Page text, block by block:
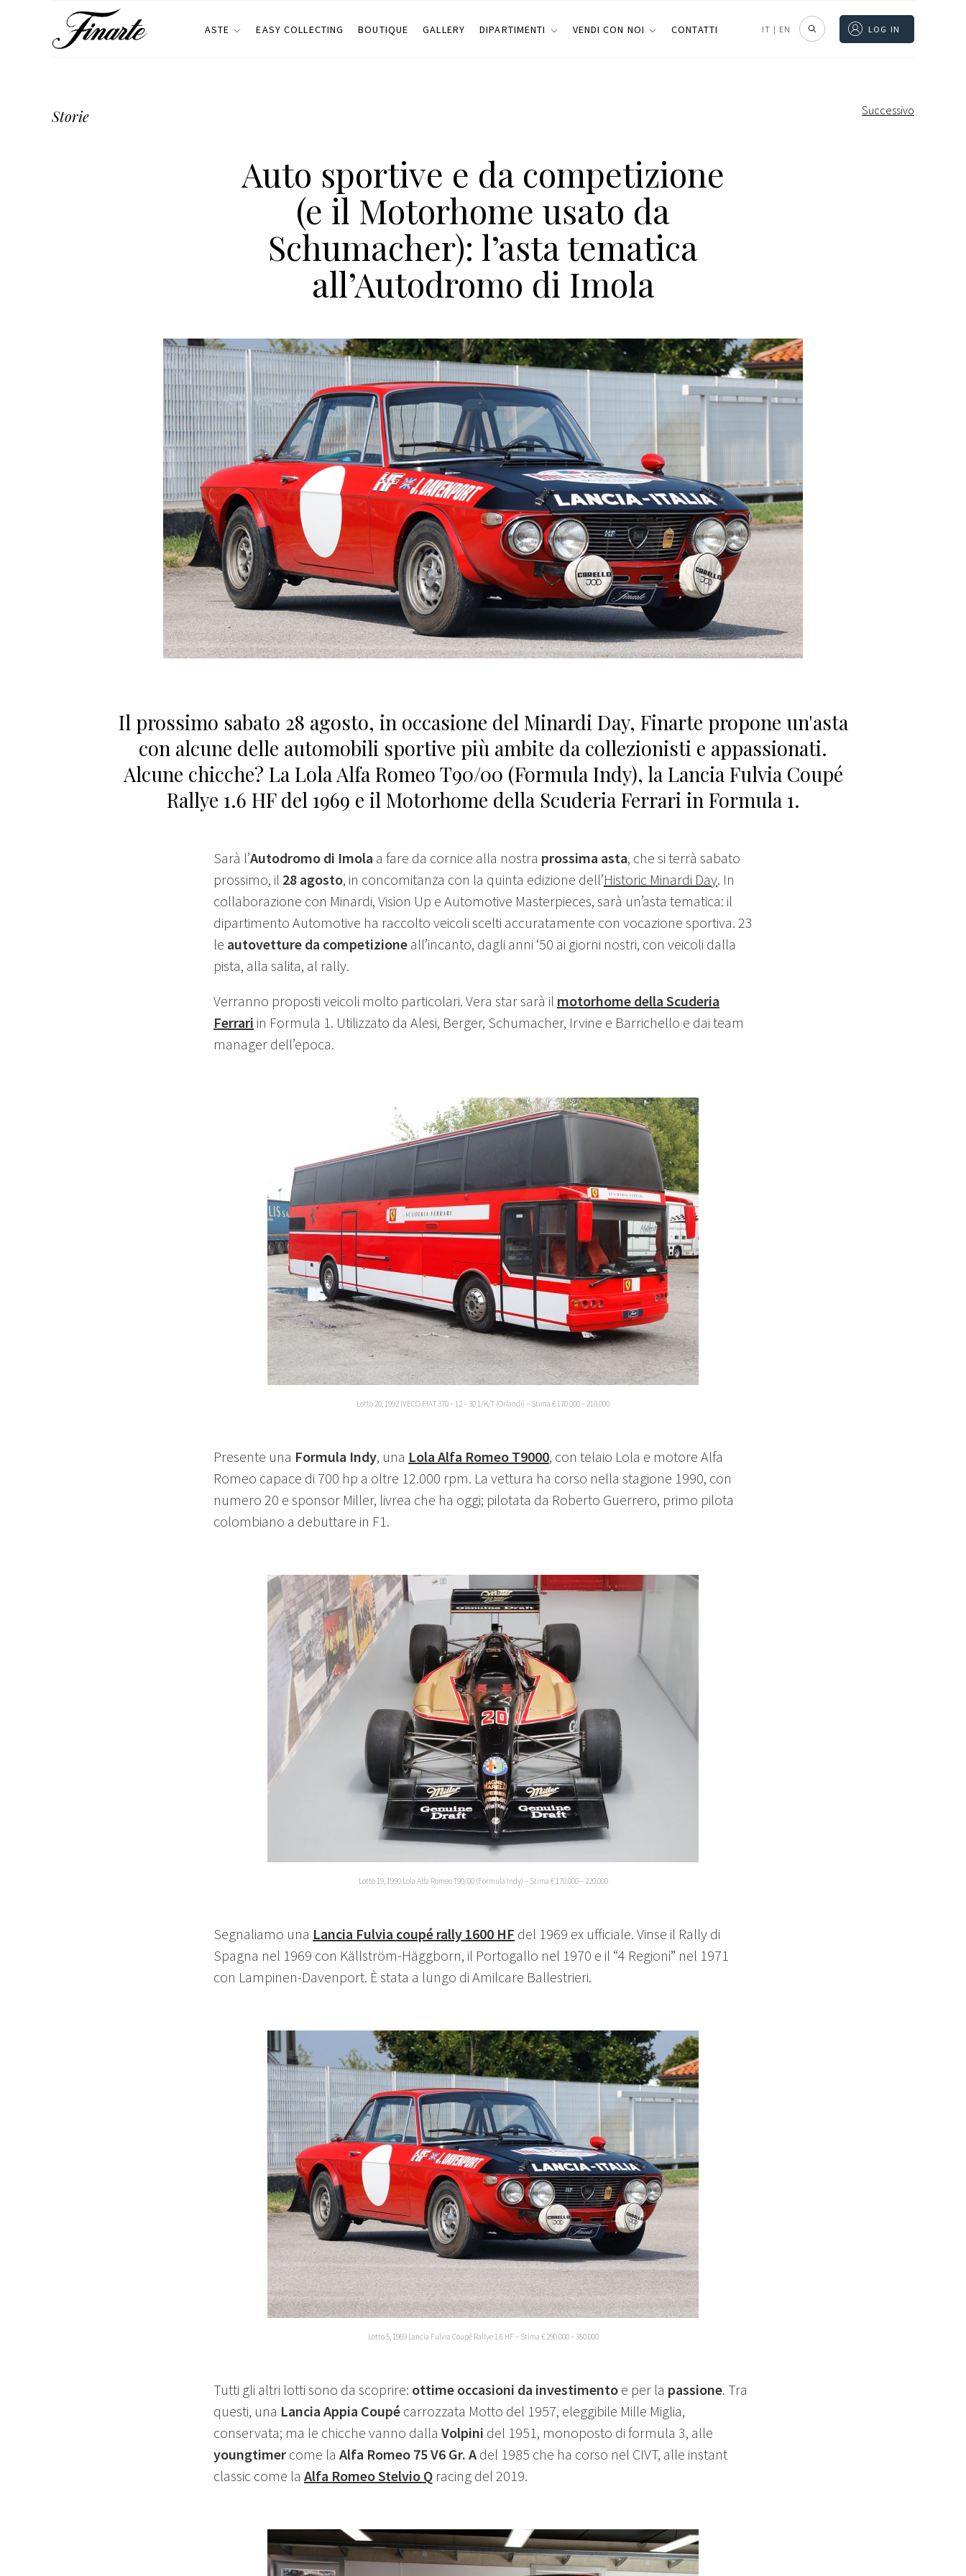
ASTE EASY COLLECTING BOUTIQUE GALLERY DIPARTIMENTI VENDI CON NOI CONTATTI IT | EN LOG IN
Storie Successivo
Auto sportive e da competizione
(e il Motorhome usato da
Schumacher): l’asta tematica
all’Autodromo di Imola
Il prossimo sabato 28 agosto, in occasione del Minardi Day, Finarte propone un'asta
con alcune delle automobili sportive più ambite da collezionisti e appassionati.
Alcune chicche? La Lola Alfa Romeo T90/00 (Formula Indy), la Lancia Fulvia Coupé
Rallye 1.6 HF del 1969 e il Motorhome della Scuderia Ferrari in Formula 1.
Sarà l’Autodromo di Imola a fare da cornice alla nostra prossima asta, che si terrà sabato
prossimo, il 28 agosto, in concomitanza con la quinta edizione dell’Historic Minardi Day. In
collaborazione con Minardi, Vision Up e Automotive Masterpieces, sarà un’asta tematica: il
dipartimento Automotive ha raccolto veicoli scelti accuratamente con vocazione sportiva. 23
le autovetture da competizione all’incanto, dagli anni ‘50 ai giorni nostri, con veicoli dalla
pista, alla salita, al rally.
Verranno proposti veicoli molto particolari. Vera star sarà il motorhome della Scuderia
Ferrari in Formula 1. Utilizzato da Alesi, Berger, Schumacher, Irvine e Barrichello e dai team
manager dell’epoca.
Lotto 20, 1992 IVECO FIAT 370 – 12 – 30 1/K/T (Orlandi) – Stima € 170.000 – 210.000
Presente una Formula Indy, una Lola Alfa Romeo T9000, con telaio Lola e motore Alfa
Romeo capace di 700 hp a oltre 12.000 rpm. La vettura ha corso nella stagione 1990, con
numero 20 e sponsor Miller, livrea che ha oggi; pilotata da Roberto Guerrero, primo pilota
colombiano a debuttare in F1.
Lotto 19, 1990 Lola Alfa Romeo T90/00 (Formula Indy) – Stima € 170.000 – 220.000
Segnaliamo una Lancia Fulvia coupé rally 1600 HF del 1969 ex ufficiale. Vinse il Rally di
Spagna nel 1969 con Källström-Häggborn, il Portogallo nel 1970 e il “4 Regioni” nel 1971
con Lampinen-Davenport. È stata a lungo di Amilcare Ballestrieri.
Lotto 5, 1969 Lancia Fulvia Coupé Rallye 1.6 HF – Stima € 290.000 – 350.000
Tutti gli altri lotti sono da scoprire: ottime occasioni da investimento e per la passione. Tra
questi, una Lancia Appia Coupé carrozzata Motto del 1957, eleggibile Mille Miglia,
conservata; ma le chicche vanno dalla Volpini del 1951, monoposto di formula 3, alle
youngtimer come la Alfa Romeo 75 V6 Gr. A del 1985 che ha corso nel CIVT, alle instant
classic come la Alfa Romeo Stelvio Q racing del 2019.